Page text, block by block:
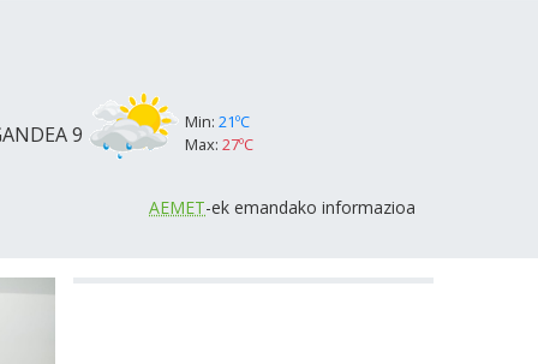
9 Min: 21ºC
Max: 27ºC
AEMET-ek emandako informazioa